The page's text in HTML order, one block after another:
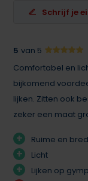
Schrijf je
5 van 5
Comfortabel en
bijkomend
lijken. Zitten ook
zeker een maat
+ Ruime en
+ Licht
+ Lijken op